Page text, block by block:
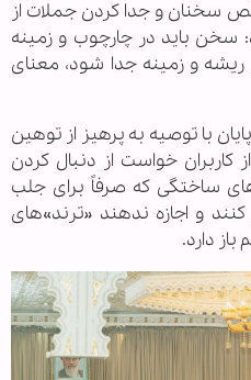
سخنان و جدا کردن جملات از
سخن باید در چارچوب و زمینه
ریشه و زمینه جدا شود، معنای
با توصیه به پرهیز از توهین
کاربران خواست از دنبال کردن
ساختگی که صرفاً برای جلب
و اجازه ندهند «ترند»های
دارد.